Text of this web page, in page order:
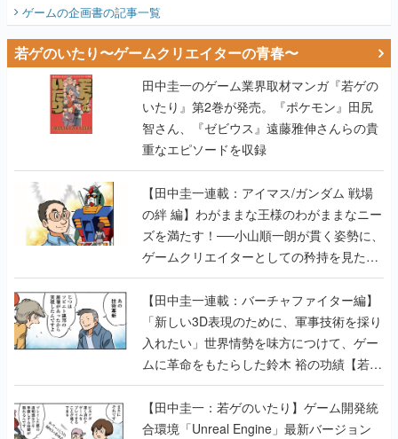
ゲームの企画書の記事一覧
若ゲのいたり〜ゲームクリエイターの青春〜
田中圭一のゲーム業界取材マンガ『若ゲの
いたり』第2巻が発売。『ポケモン』田尻
智さん、『ゼビウス』遠藤雅伸さんらの貴
重なエピソードを収録
【田中圭一連載：アイマス/ガンダム 戦場
の絆 編】わがままな王様のわがままなニー
ズを満たす！──小山順一朗が貫く姿勢に、
ゲームクリエイターとしての矜持を見た
【若ゲのいたり最終回】
【田中圭一連載：バーチャファイター編】
「新しい3D表現のために、軍事技術を採り
入れたい」世界情勢を味方につけて、ゲー
ムに革命をもたらした鈴木 裕の功績【若ゲ
のいたり】
【田中圭一：若ゲのいたり】ゲーム開発統
合環境「Unreal Engine」最新バージョン